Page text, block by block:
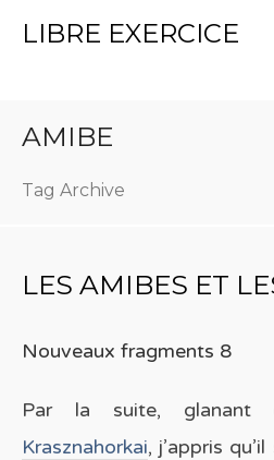
LIBRE EXERCICE
AMIBE
Tag Archive
LES AMIBES ET
Nouveaux fragments 8
Par la suite, glanant
Krasznahorkai, j’appris